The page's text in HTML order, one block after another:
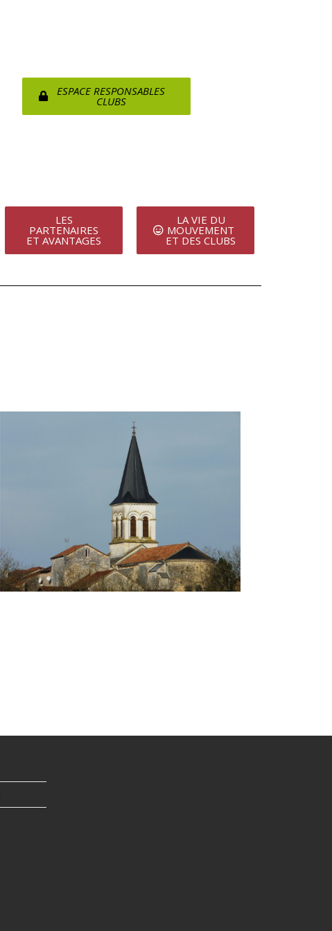
ESPACE RESPONSABLES
CLUBS
LES
PARTENAIRES
ET AVANTAGES
LA VIE DU
MOUVEMENT
ET DES CLUBS